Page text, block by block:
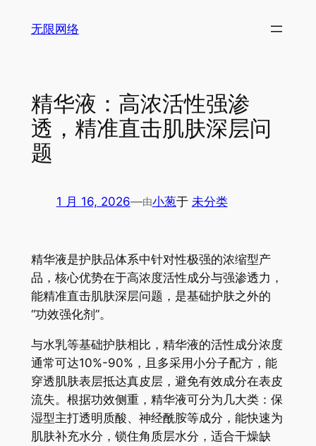
无限网络
精华液：高浓活性强渗
透，精准直击肌肤深层问
题
1 月 16, 2026—由小葱于 未分类
精华液是护肤品体系中针对性极强的浓缩型产
品，核心优势在于高浓度活性成分与强渗透力，
能精准直击肌肤深层问题，是基础护肤之外的
“功效强化剂”。
与水乳等基础护肤相比，精华液的活性成分浓度
通常可达10%-90%，且多采用小分子配方，能
穿透肌肤表层抵达真皮层，避免有效成分在表皮
流失。根据功效侧重，精华液可分为几大类：保
湿型主打透明质酸、神经酰胺等成分，能快速为
肌肤补充水分，锁住角质层水分，适合干燥缺